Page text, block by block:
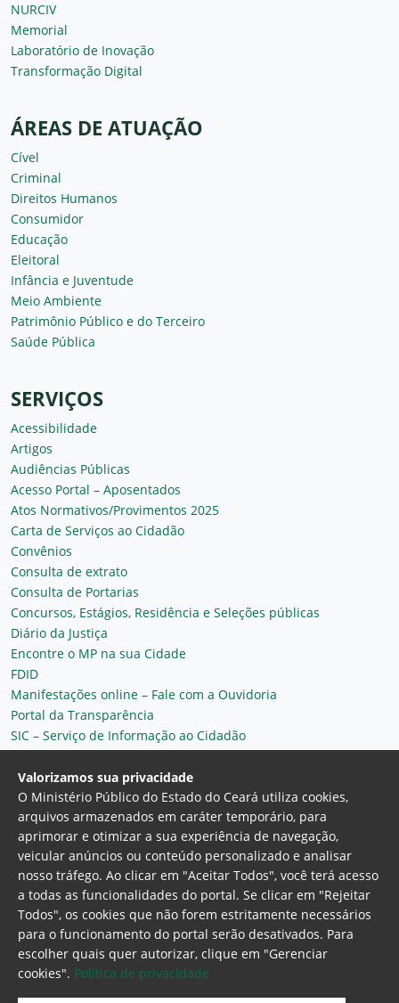
NURCIV
Memorial
Laboratório de Inovação
Transformação Digital
ÁREAS DE ATUAÇÃO
Cível
Criminal
Direitos Humanos
Consumidor
Educação
Eleitoral
Infância e Juventude
Meio Ambiente
Patrimônio Público e do Terceiro
Saúde Pública
SERVIÇOS
Acessibilidade
Artigos
Audiências Públicas
Acesso Portal – Aposentados
Atos Normativos/Provimentos 2025
Carta de Serviços ao Cidadão
Convênios
Consulta de extrato
Consulta de Portarias
Concursos, Estágios, Residência e Seleções públicas
Diário da Justiça
Encontre o MP na sua Cidade
FDID
Manifestações online – Fale com a Ouvidoria
Portal da Transparência
SIC – Serviço de Informação ao Cidadão
Plantão MP do Ceará
Secretaria Geral
Ministério Público do Estado do Ceará
Procuradoria Geral de Justiça Av. Gen. Afonso
Albuquerque Lima, 130 - Cambeba - CEP:
Valorizamos sua privacidade
O Ministério Público do Estado do Ceará utiliza cookies,
arquivos armazenados em caráter temporário, para
aprimorar e otimizar a sua experiência de navegação,
veicular anúncios ou conteúdo personalizado e analisar
nosso tráfego. Ao clicar em "Aceitar Todos", você terá acesso
a todas as funcionalidades do portal. Se clicar em "Rejeitar
Todos", os cookies que não forem estritamente necessários
para o funcionamento do portal serão desativados. Para
escolher quais quer autorizar, clique em "Gerenciar
cookies". Politica de privacidade